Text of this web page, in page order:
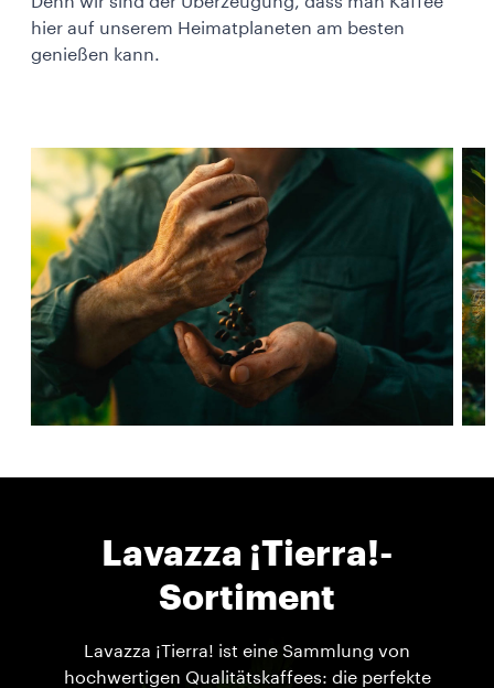
hier auf unserem Heimatplaneten am besten
genießen kann.
Lavazza ¡Tierra!-
Sortiment
Lavazza ¡Tierra! ist eine Sammlung von
hochwertigen Qualitätskaffees: die perfekte